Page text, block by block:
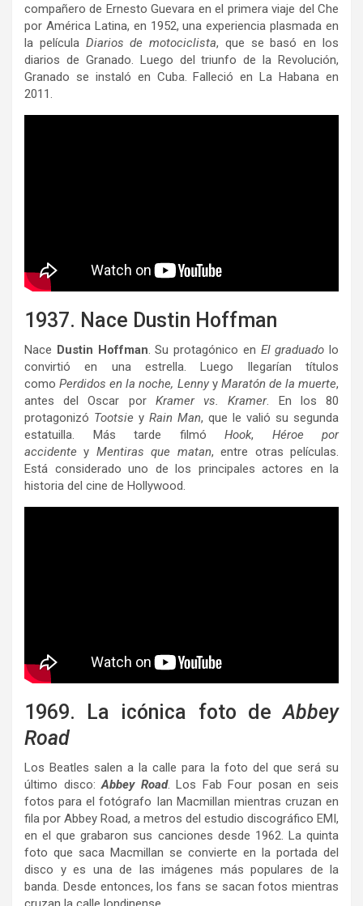
compañero de Ernesto Guevara en el primera viaje del Che
por América Latina, en 1952, una experiencia plasmada en
la película Diarios de motociclista, que se basó en los
diarios de Granado. Luego del triunfo de la Revolución,
Granado se instaló en Cuba. Falleció en La Habana en
2011.
1937. Nace Dustin Hoffman
Nace Dustin Hoffman. Su protagónico en El graduado lo
convirtió en una estrella. Luego llegarían títulos
comoPerdidos en la noche, Lenny y Maratón de la muerte,
antes del Oscar por Kramer vs. Kramer. En los 80
protagonizó Tootsie y Rain Man, que le valió su segunda
estatuilla. Más tarde filmó Hook, Héroe por
accidente y Mentiras que matan, entre otras películas.
Está considerado uno de los principales actores en la
historia del cine de Hollywood.
1969. La icónica foto deAbbey
Road
Los Beatles salen a la calle para la foto del que será su
último disco:Abbey Road. Los Fab Four posan en seis
fotos para el fotógrafo Ian Macmillan mientras cruzan en
fila por Abbey Road, a metros del estudio discográfico EMI,
en el que grabaron sus canciones desde 1962. La quinta
foto que saca Macmillan se convierte en la portada del
disco y es una de las imágenes más populares de la
banda. Desde entonces, los fans se sacan fotos mientras